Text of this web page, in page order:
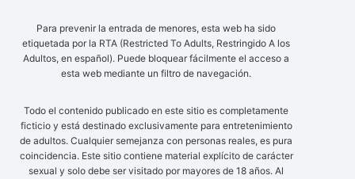
Para prevenir la entrada de menores, esta web ha sido
etiquetada por la RTA (Restricted To Adults, Restringido A los
Adultos, en español). Puede bloquear fácilmente el acceso a
esta web mediante un filtro de navegación.
Todo el contenido publicado en este sitio es completamente
ficticio y está destinado exclusivamente para entretenimiento
de adultos. Cualquier semejanza con personas reales, es pura
coincidencia. Este sitio contiene material explícito de carácter
sexual y solo debe ser visitado por mayores de 18 años. Al